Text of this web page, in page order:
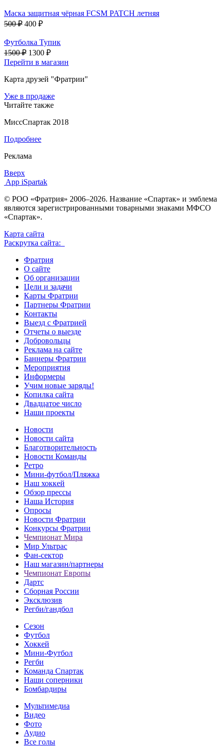
Маска защитная чёрная FCSM PATCH летняя
500 ₽ 400 ₽
Футболка Тупик
1500 ₽ 1300 ₽
Перейти в магазин
Карта друзей "Фратрии"
Уже в продаже
Читайте также
МиссСпартак 2018
Подробнее
Реклама
Вверх
App iSpartak
© РОО «Фратрия» 2006–2026. Название «Спартак» и эмблема
являются зарегистрированными товарными знаками МФСО
«Спартак».
Карта сайта
Раскрутка сайта:
Фратрия
О сайте
Об организации
Цели и задачи
Карты Фратрии
Партнеры Фратрии
Контакты
Выезд с Фратрией
Отчеты о выезде
Добровольцы
Реклама на сайте
Баннеры Фратрии
Мероприятия
Информеры
Учим новые заряды!
Копилка сайта
Двадцатое число
Наши проекты
Новости
Новости сайта
Благотворительность
Новости Команды
Ретро
Мини-футбол/Пляжка
Наш хоккей
Обзор прессы
Наша История
Опросы
Новости Фратрии
Конкурсы Фратрии
Чемпионат Мира
Мир Ультрас
Фан-cектор
Наш магазин/партнеры
Чемпионат Европы
Дартс
Сборная России
Эксклюзив
Регби/гандбол
Сезон
Футбол
Хоккей
Мини-Футбол
Регби
Команда Спартак
Наши соперники
Бомбардиры
Мультимедиа
Видео
Фото
Аудио
Все голы